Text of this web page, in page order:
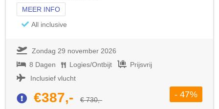
MEER INFO
All inclusive
Zondag 29 november 2026
8 Dagen
Logies/Ontbijt
Prijsvrij
Inclusief vlucht
€387,- € 730,-
- 47%